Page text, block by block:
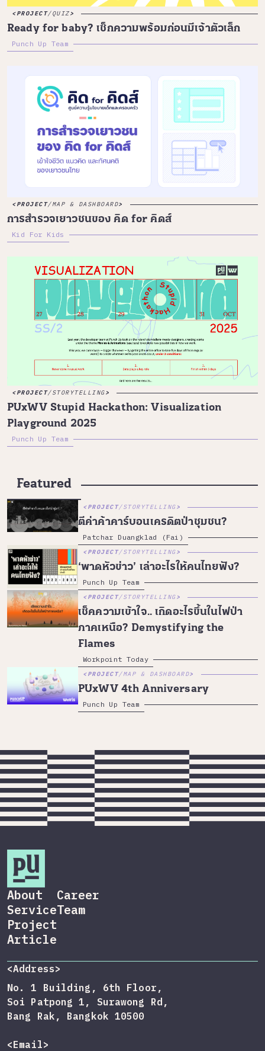
PROJECT/QUIZ
Ready for baby? เช็กความพร้อมก่อนมีเจ้าตัวเล็ก
Punch Up Team
PROJECT/MAP & DASHBOARD
การสำรวจเยาวชนของ คิด for คิดส์
Kid For Kids
PROJECT/STORYTELLING
PUxWV Stupid Hackathon: Visualization
Playground 2025
Punch Up Team
Featured
PROJECT/STORYTELLING
ตีค่าค้าคาร์บอนเครดิตป่าชุมชน?
Patchar Duangklad (Fai)
PROJECT/STORYTELLING
‘พาดหัวข่าว’ เล่าอะไรให้คนไทยฟัง?
Punch Up Team
PROJECT/STORYTELLING
เช็คความเข้าใจ.. เกิดอะไรขึ้นในไฟป่า
ภาคเหนือ? Demystifying the
Flames
Workpoint Today
PROJECT/MAP & DASHBOARD
PUxWV 4th Anniversary
Punch Up Team
About
Service
Project
Article
Career
Team
<Address>
No. 1 Building, 6th Floor,
Soi Patpong 1, Surawong Rd,
Bang Rak, Bangkok 10500
<Email>